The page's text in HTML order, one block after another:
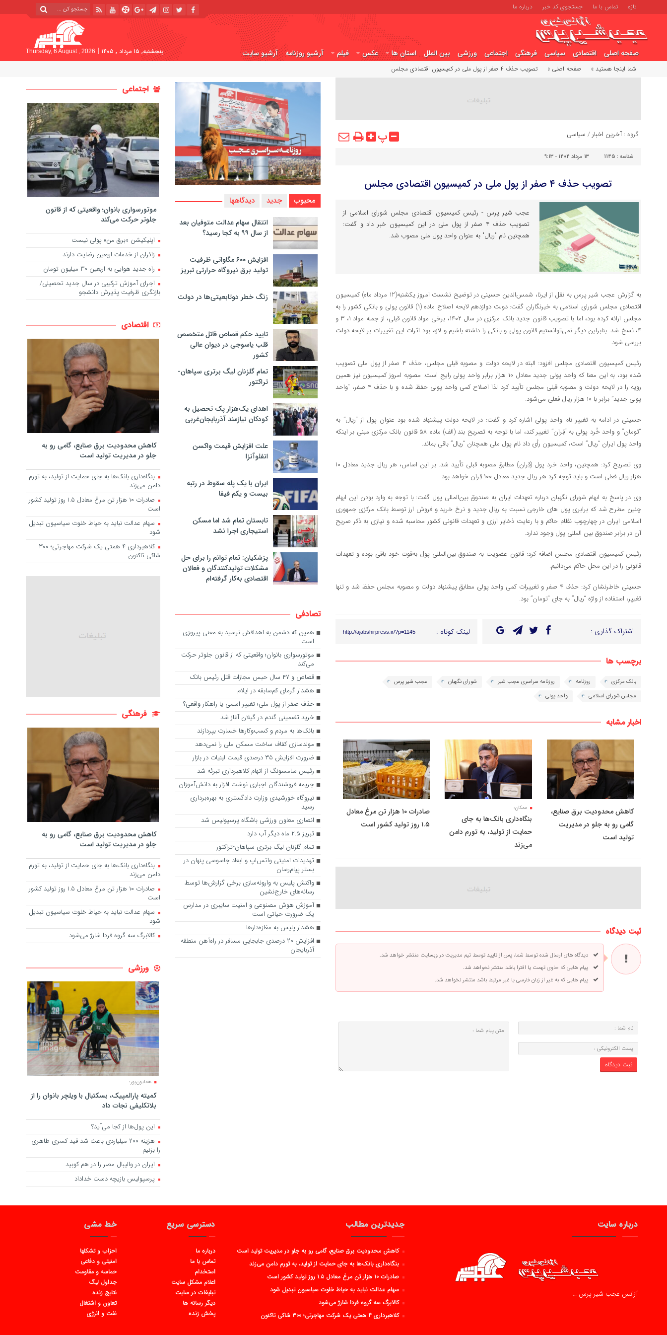
تازه تماس با ما جستجوی کد خبر درباره ما
صفحه اصلی اقتصادی سیاسی فرهنگی اجتماعی ورزشی بین الملل استان ها عکس فیلم آرشیو روزنامه آرشیو سایت پنجشنبه, ۱۵ مرداد , ۱۴۰۵ |
Thursday, 6 August , 2026
شما اینجا هستید » صفحه اصلی » تصویب حذف ۴ صفر از پول ملی در کمیسیون اقتصادی مجلس
گروه :آخرین اخبار / سیاسی پ
شناسه : 1145 13 مرداد 1404 - 9:13
تصویب حذف ۴ صفر از پول ملی در کمیسیون اقتصادی مجلس
عجب شیر پرس - رئیس کمیسیون اقتصادی مجلس شورای اسلامی از
تصویب حذف ۴ صفر از پول ملی در این کمیسیون خبر داد و گفت:
همچنین نام "ریال" به عنوان واحد پول ملی مصوب شد.
به گزارش عجب شیر پرس به نقل از ایرنا، شمس‌الدین حسینی در توضیح نشست امروز یکشنبه(۱۲ مرداد ماه) کمیسیون
اقتصادی مجلس شورای اسلامی به خبرنگاران گفت: دولت دوازدهم لایحه اصلاح ماده (۱) قانون پولی و بانکی کشور را به
مجلس ارائه کرده بود، اما با تصویب قانون جدید بانک مرکزی در سال ۱۴۰۲، برخی مواد قانون قبلی، از جمله مواد ۱، ۳ و
۴، نسخ شد. بنابراین دیگر نمی‌توانستیم قانون پولی و بانکی را داشته باشیم و لازم بود اثرات این تغییرات بر لایحه دولت
بررسی شود.
رئیس کمیسیون اقتصادی مجلس افزود: البته در لایحه دولت و مصوبه قبلی مجلس، حذف ۴ صفر از پول ملی تصویب
شده بود، به این معنا که واحد پولی جدید معادل ۱۰ هزار برابر واحد پولی رایج است. مصوبه امروز کمیسیون نیز همین
رویه را در لایحه دولت و مصوبه قبلی مجلس تأیید کرد لذا اصلاح کمی واحد پولی حفظ شده و با حذف ۴ صفر، “واحد
پولی جدید” برابر با ۱۰ هزار ریال فعلی می‌شود.
حسینی در ادامه به تغییر نام واحد پولی اشاره کرد و گفت: در لایحه دولت پیشنهاد شده بود عنوان پول از “ریال” به
“تومان” و واحد خُرد پولی به “قِران” تغییر کند، اما با توجه به تصریح بند (الف) ماده ۵۸ قانون بانک مرکزی مبنی بر اینکه
واحد پول ایران “ریال” است، کمیسیون رأی داد نام پول ملی همچنان “ریال” باقی بماند.
وی تصریح کرد: همچنین، واحد خرد پول (قِران) مطابق مصوبه قبلی تأیید شد. بر این اساس، هر ریال جدید معادل ۱۰
هزار ریال فعلی است و باید توجه کرد هر ریال جدید معادل ۱۰۰ قِران خواهد بود.
وی در پاسخ به ابهام شورای نگهبان درباره تعهدات ایران به صندوق بین‌المللی پول گفت: با توجه به وارد بودن این ابهام
چنین مطرح شد که برابری پول های خارجی نسبت به ریال جدید و نرخ خرید و فروش ارز توسط بانک مرکزی جمهوری
اسلامی ایران در چهارچوب نظام حاکم و با رعایت ذخایر ارزی و تعهدات قانونی کشور محاسبه شده و نیازی به ذکر صریح
آن در برابر صندوق بین المللی پول وجود ندارد.
رئیس کمیسیون اقتصادی مجلس اضافه کرد: قانون عضویت به صندوق بین‌المللی پول به‌قوت خود باقی بوده و تعهدات
قانونی را در این محل حاکم می‌دانیم.
حسینی خاطرنشان کرد: حذف ۴ صفر و تغییرات کمی واحد پولی مطابق پیشنهاد دولت و مصوبه مجلس حفظ شد و تنها
تغییر، استفاده از واژه “ریال” به جای “تومان” بود.
اشتراک گذاری : لینک کوتاه : http://ajabshirpress.ir/?p=1145
برچسب ها
بانک مرکزی روزنامه روزنامه سراسری عجب شیر شورای نگهبان
عجب شیر پرس
مجلس شورای اسلامی
واحد پولی
اخبار مشابه
کاهش محدودیت برق صنایع،
گامی رو به جلو در مدیریت
تولید است
ممکان:
بنگاه‌داری بانک‌ها به جای
حمایت از تولید، به تورم دامن
می‌زند
صادرات ۱۰ هزار تن مرغ معادل
۱.۵ روز تولید کشور است
ثبت دیدگاه
دیدگاه های ارسال شده توسط شما، پس از تایید توسط تیم مدیریت در وبسایت منتشر خواهد شد.
پیام هایی که حاوی تهمت یا افترا باشد منتشر نخواهد شد.
پیام هایی که به غیر از زبان فارسی یا غیر مرتبط باشد منتشر نخواهد شد.
محبوب جدید دیدگاهها
انتقال سهام عدالت متوفیان بعد
از سال ۹۹ به کجا رسید؟
افزایش ۶۰۰ مگاواتی ظرفیت
تولید برق نیروگاه حرارتی تبریز
زنگ خطر دوتابعیتی‌ها در دولت
تایید حکم قصاص قاتل متخصص
قلب یاسوجی در دیوان عالی
کشور
تمام گلزنان لیگ‌ برتری سپاهان-
تراکتور
اهدای یک‌هزار پک تحصیل به
کودکان نیازمند آذربایجان‌غربی
علت افزایش قیمت واکسن
انفلوآنزا
ایران با یک پله سقوط در رتبه
بیست و یکم فیفا
تابستان تمام شد اما مسکن
استیجاری اجرا نشد
پزشکیان: تمام توانم را برای حل
مشکلات تولیدکنندگان و فعالان
اقتصادی به‌کار گرفته‌ام
تصادفی
همین که دشمن به اهدافش نرسید به معنی پیروزی
است
موتورسواری بانوان؛ واقعیتی که از قانون جلوتر حرکت
می‌کند
قصاص و ۴۷ سال حبس مجازات قتل رئیس بانک
هشدار گرمای کم‌سابقه در ایلام
حذف صفر از پول ملی؛ تغییر اسمی یا راهکار واقعی؟
خرید تضمینی گندم در گیلان آغاز شد
بانک‌ها به مردم و کسب‌وکارها خسارت بپردازند
مولدسازی کفاف ساخت مسکن ملی را نمی‌دهد
ضرورت افزایش ۳۵ درصدی قیمت لبنیات در بازار
رئیس سامسونگ از اتهام کلاهبرداری تبرئه شد
جریمه فروشندگان اجباری نوشت افزار به دانش‌آموزان
نیروگاه خورشیدی وزارت دادگستری به بهره‌برداری
رسید
انصاری معاون ورزشی باشگاه پرسپولیس شد
تبریز ۲.۵ ماه دیگر آب دارد
تمام گلزنان لیگ‌ برتری سپاهان-تراکتور
تهدیدات امنیتی واتس‌اپ و ابعاد جاسوسی پنهان در
بستر پیام‌رسان
واکنش پلیس به وارونه‌سازی برخی گزارش‌ها توسط
رسانه‌های خارج‌نشین
آموزش هوش مصنوعی و امنیت سایبری در مدارس
یک ضرورت حیاتی است
هشدار پلیس به مغازه‌دارها
افزایش ۲۰ درصدی جابجایی مسافر در راه‌آهن منطقه
آذربایجان
اجتماعی
موتورسواری بانوان؛ واقعیتی که از قانون
جلوتر حرکت می‌کند
اپلیکیشن «برق من» پولی نیست
زائران از خدمات اربعین رضایت دارند
راه جدید هوایی به اربعین ۳۰ میلیون تومان
اجرای آموزش ترکیبی در سال جدید تحصیلی/
بازنگری ظرفیت پذیرش دانشجو
اقتصادی
کاهش محدودیت برق صنایع، گامی رو به
جلو در مدیریت تولید است
بنگاه‌داری بانک‌ها به جای حمایت از تولید، به تورم
دامن می‌زند
صادرات ۱۰ هزار تن مرغ معادل ۱.۵ روز تولید کشور
است
سهام عدالت نباید به حیاط خلوت سیاسیون تبدیل
شود
کلاهبرداری ۴ همتی یک شرکت مهاجرتی؛ ۳۰۰
شاکی تاکنون
فرهنگی
کاهش محدودیت برق صنایع، گامی رو به
جلو در مدیریت تولید است
بنگاه‌داری بانک‌ها به جای حمایت از تولید، به تورم
دامن می‌زند
صادرات ۱۰ هزار تن مرغ معادل ۱.۵ روز تولید کشور
است
سهام عدالت نباید به حیاط خلوت سیاسیون تبدیل
شود
کالابرگ سه گروه فردا شارژ می‌شود
ورزشی
همایون‌پور:
کمیته پارالمپیک، بسکتبال با ویلچر بانوان را از
بلاتکلیفی نجات داد
این پول‌ها از کجا می‌آید؟
هزینه ۲۰۰ میلیاردی باعث شد قید کسری طاهری
را بزنیم
ایران در والیبال مصر را در هم کوبید
پرسپولیس بازیچه دست خداداد
درباره سایت
آژانس عجب شیر پرس …
جدیدترین مطالب
کاهش محدودیت برق صنایع، گامی رو به جلو در مدیریت تولید است
بنگاه‌داری بانک‌ها به جای حمایت از تولید، به تورم دامن می‌زند
صادرات ۱۰ هزار تن مرغ معادل ۱.۵ روز تولید کشور است
سهام عدالت نباید به حیاط خلوت سیاسیون تبدیل شود
کالابرگ سه گروه فردا شارژ می‌شود
کلاهبرداری ۴ همتی یک شرکت مهاجرتی؛ ۳۰۰ شاکی تاکنون
دسترسی سریع
درباره ما
تماس با ما
استخدام
اعلام مشکل سایت
تبلیغات در سایت
دیگر رسانه ها
پخش زنده
خط مشی
احزاب و تشکلها
امنیتی و دفاعی
حماسه و مقاومت
جداول لیگ
نتایج زنده
تعاون و اشتغال
نفت و انرژی